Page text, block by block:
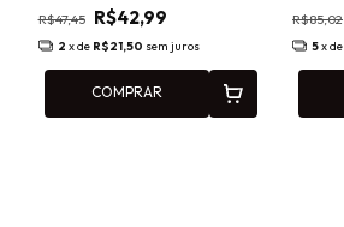
R$47,45 R$42,99
2 x de R$21,50 sem juros
COMPRAR
R$85,02
5x de